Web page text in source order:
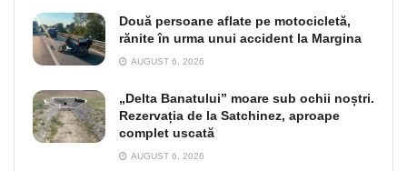
Două persoane aflate pe motocicletă,
rănite în urma unui accident la Margina
AUGUST 6, 2026
„Delta Banatului” moare sub ochii noștri.
Rezervația de la Satchinez, aproape
complet uscată
AUGUST 6, 2026